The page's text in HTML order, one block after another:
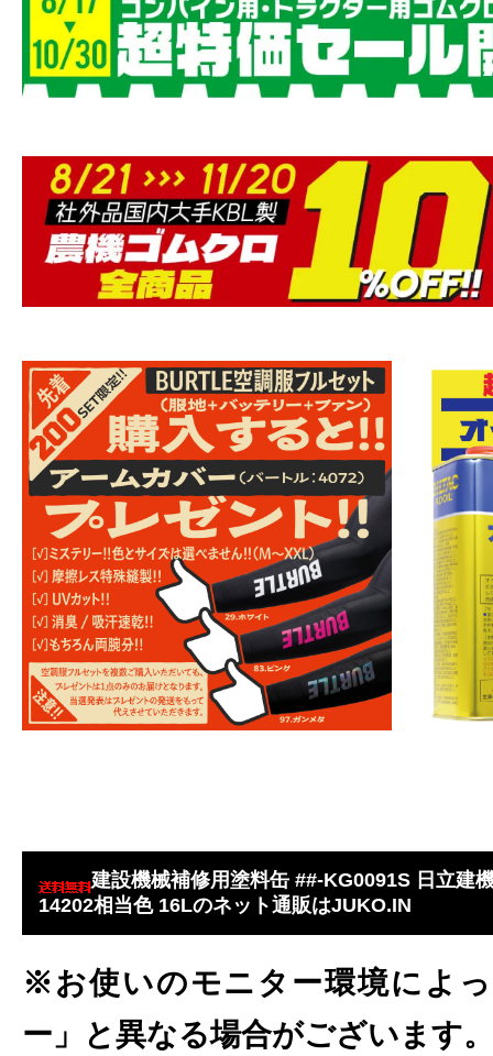
建設機械補修用塗料缶 ##-KG0091S 日立建
14202相当色 16Lのネット通販はJUKO.IN
※お使いのモニター環境によ
ー」と異なる場合がございます。